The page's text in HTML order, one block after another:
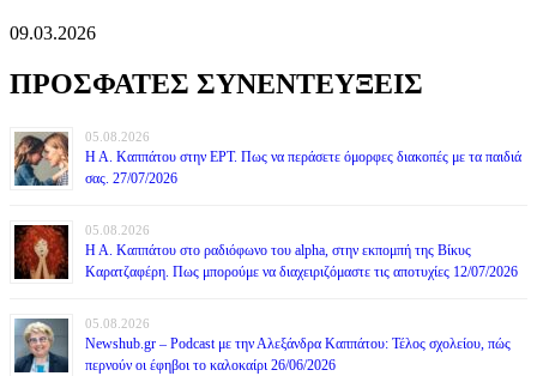
09.03.2026
ΠΡΟΣΦΑΤΕΣ ΣΥΝΕΝΤΕΥΞΕΙΣ
05.08.2026
Η Α. Καππάτου στην ΕΡΤ. Πως να περάσετε όμορφες διακοπές με τα παιδιά
σας. 27/07/2026
05.08.2026
Η Α. Καππάτου στο ραδιόφωνο του alpha, στην εκπομπή της Βίκυς
Καρατζαφέρη. Πως μπορούμε να διαχειριζόμαστε τις αποτυχίες 12/07/2026
05.08.2026
Newshub.gr – Podcast με την Αλεξάνδρα Καππάτου: Τέλος σχολείου, πώς
περνούν οι έφηβοι το καλοκαίρι 26/06/2026